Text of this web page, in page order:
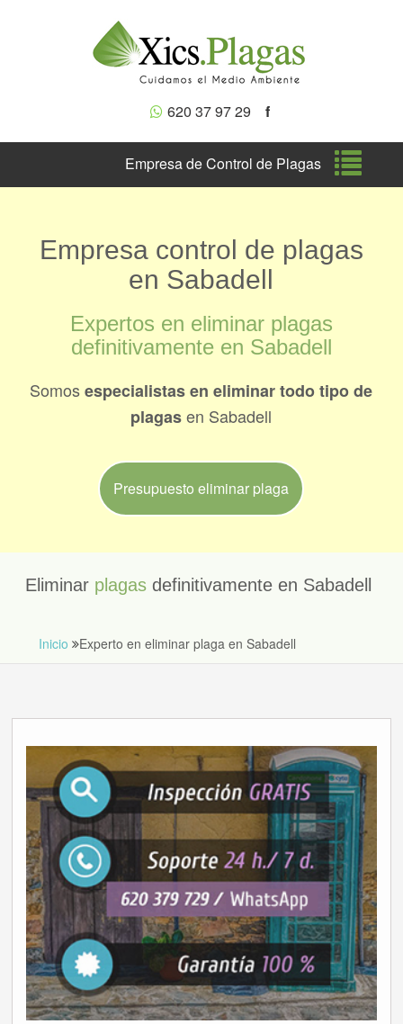
620 37 97 29 f
Empresa de Control de Plagas
Empresa control de plagas
en Sabadell
Expertos en eliminar plagas
definitivamente en Sabadell
Somosespecialistas en eliminar todo tipo de
plagasen Sabadell
Presupuesto eliminar plaga
Eliminar plagas definitivamente en Sabadell
Inicio Experto en eliminar plaga en Sabadell